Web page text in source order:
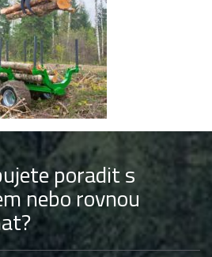
poradit s
nebo rovnou